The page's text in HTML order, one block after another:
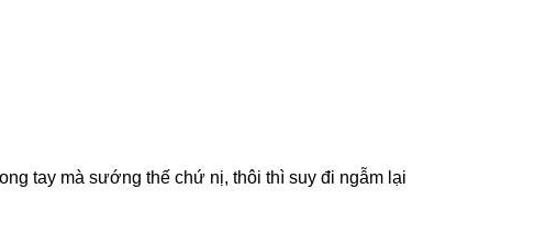
tay mà sướng thế chứ nị, thôi thì suy đi ngẫm lại